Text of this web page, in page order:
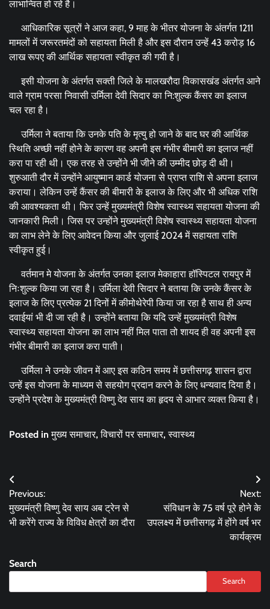
लाभान्वित हो रहे है।
आधिकारिक सूत्रों ने आज कहा, 9 माह के भीतर योजना के अंतर्गत 1211
मामलों में जरूरतमंदों को सहायता मिली है और इस दौरान उन्हें 43 करोड़ 16
लाख रूपए की आर्थिक सहायता स्वीकृत की गयी है।
इसी योजना के अंतर्गत सक्ती जिले के मालखरौदा विकासखंड अंतर्गत आने
वाले ग्राम परसा निवासी उर्मिला देवी सिदार का नि:शुल्क कैंसर का इलाज
चल रहा है।
उर्मिला ने बताया कि उनके पति के मृत्यु हो जाने के बाद घर की आर्थिक
स्थिति अच्छी नहीं होने के कारण वह अपनी इस गंभीर बीमारी का इलाज नहीं
करा पा रही थी। एक तरह से उन्होंने भी जीने की उम्मीद छोड़ दी थी।
शुरुआती दौर में उन्होंने आयुष्मान कार्ड योजना से प्राप्त राशि से अपना इलाज
कराया। लेकिन उन्हें कैंसर की बीमारी के इलाज के लिए और भी अधिक राशि
की आवश्यकता थी। फिर उन्हें मुख्यमंत्री विशेष स्वास्थ्य सहायता योजना की
जानकारी मिली। जिस पर उन्होंने मुख्यमंत्री विशेष स्वास्थ्य सहायता योजना
का लाभ लेने के लिए आवेदन किया और जुलाई 2024 में सहायता राशि
स्वीकृत हुई।
वर्तमान मे योजना के अंतर्गत उनका इलाज मेकाहारा हॉस्पिटल रायपुर में
निःशुल्क किया जा रहा है। उर्मिला देवी सिदार ने बताया कि उनके कैंसर के
इलाज के लिए प्रत्येक 21 दिनों में कीमोथेरेपी किया जा रहा है साथ ही अन्य
दवाईयां भी दी जा रही है। उन्होंने बताया कि यदि उन्हें मुख्यमंत्री विशेष
स्वास्थ्य सहायता योजना का लाभ नहीं मिल पाता तो शायद ही वह अपनी इस
गंभीर बीमारी का इलाज करा पाती।
उर्मिला ने उनके जीवन में आए इस कठिन समय में छत्तीसगढ़ शासन द्वारा
उन्हें इस योजना के माध्यम से सहयोग प्रदान करने के लिए धन्यवाद दिया है।
उन्होंने प्रदेश के मुख्यमंत्री विष्णु देव साय का हृदय से आभार व्यक्त किया है।
Posted inमुख्य समाचार,विचारों पर समाचार,स्वास्थ्य
Post
navigation
Previous:
मुख्यमंत्री विष्णु देव साय अब ट्रेन से
भी करेंगे राज्य के विविध क्षेत्रों का दौरा
Next:
संविधान के 75 वर्ष पूरे होने के
उपलक्ष्य में छत्तीसगढ़ में होंगे वर्ष भर
कार्यक्रम
Search
Search